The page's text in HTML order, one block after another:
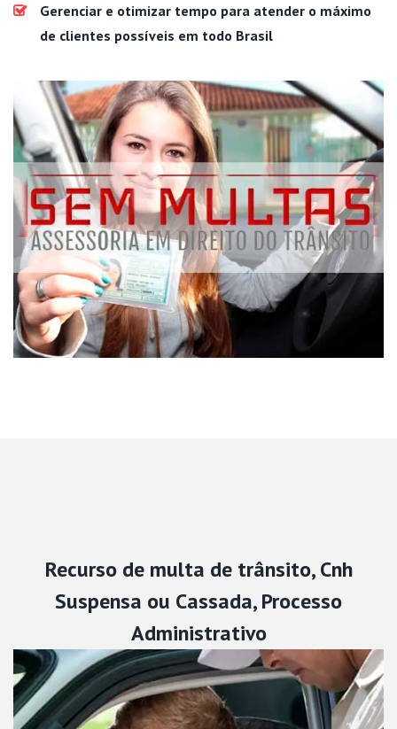
Gerenciar e otimizar tempo para atender o máximo
de clientes possíveis em todo Brasil
Recurso de multa de trânsito, Cnh
Suspensa ou Cassada, Processo
Administrativo